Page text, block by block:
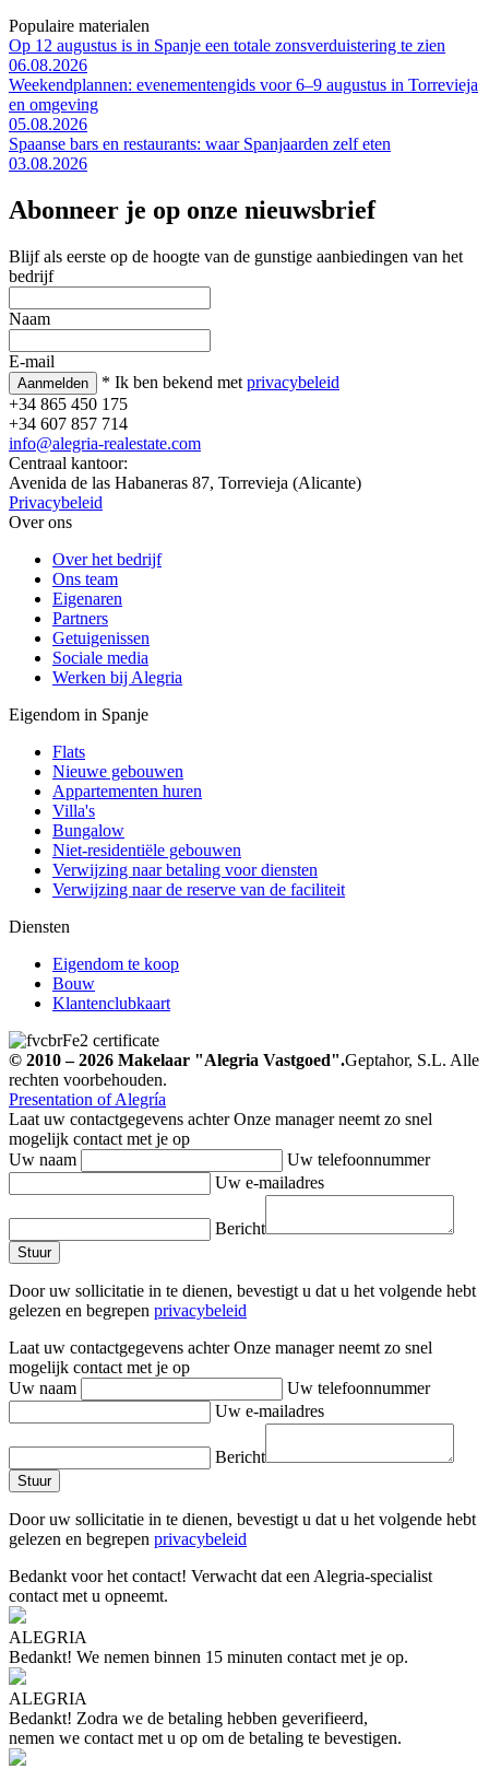
Populaire materialen
Op 12 augustus is in Spanje een totale zonsverduistering te zien
06.08.2026
Weekendplannen: evenementengids voor 6–9 augustus in Torrevieja
en omgeving
05.08.2026
Spaanse bars en restaurants: waar Spanjaarden zelf eten
03.08.2026
Abonneer je op onze nieuwsbrief
Blijf als eerste op de hoogte van de gunstige aanbiedingen van het
bedrijf
Naam
E-mail
* Ik ben bekend met privacybeleid
+34 865 450 175
+34 607 857 714
info@alegria-realestate.com
Centraal kantoor:
Avenida de las Habaneras 87, Torrevieja (Alicante)
Privacybeleid
Over ons
Over het bedrijf
Ons team
Eigenaren
Partners
Getuigenissen
Sociale media
Werken bij Alegria
Eigendom in Spanje
Flats
Nieuwe gebouwen
Appartementen huren
Villa's
Bungalow
Niet-residentiële gebouwen
Verwijzing naar betaling voor diensten
Verwijzing naar de reserve van de faciliteit
Diensten
Eigendom te koop
Bouw
Klantenclubkaart
© 2010 – 2026 Makelaar "Alegria Vastgoed".Geptahor, S.L. Alle
rechten voorbehouden.
Presentation of Alegría
Laat uw contactgegevens achter Onze manager neemt zo snel
mogelijk contact met je op
Uw naam
Uw telefoonnummer
Uw e-mailadres
Bericht
Door uw sollicitatie in te dienen, bevestigt u dat u het volgende hebt
gelezen en begrepen privacybeleid
Laat uw contactgegevens achter Onze manager neemt zo snel
mogelijk contact met je op
Uw naam
Uw telefoonnummer
Uw e-mailadres
Bericht
Door uw sollicitatie in te dienen, bevestigt u dat u het volgende hebt
gelezen en begrepen privacybeleid
Bedankt voor het contact! Verwacht dat een Alegria-specialist
contact met u opneemt.
ALEGRIA
Bedankt! We nemen binnen 15 minuten contact met je op.
ALEGRIA
Bedankt! Zodra we de betaling hebben geverifieerd,
nemen we contact met u op om de betaling te bevestigen.